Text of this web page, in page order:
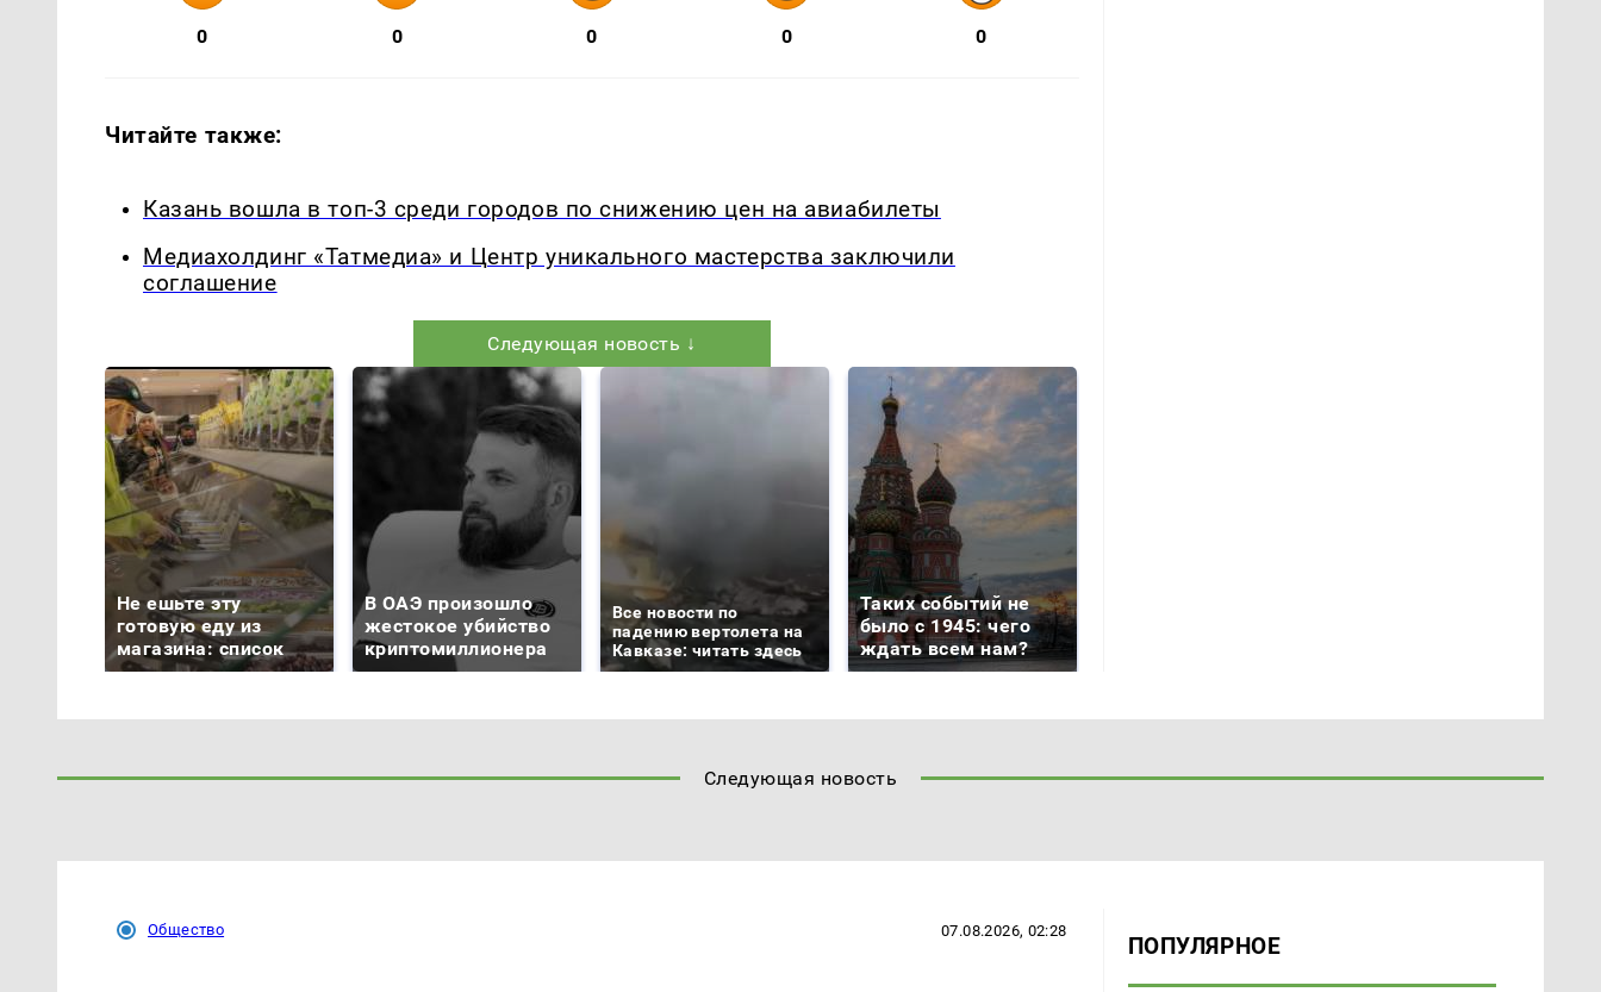
0 0 0 0 0
Читайте также:
Казань вошла в топ-3 среди городов по снижению цен на авиабилеты
Медиахолдинг «Татмедиа» и Центр уникального мастерства заключили
соглашение
Следующая новость ↓
Не ешьте эту
готовую еду из
магазина: список
В ОАЭ произошло
жестокое убийство
криптомиллионера
Все новости по
падению вертолета на
Кавказе: читать здесь
Таких событий не
было с 1945: чего
ждать всем нам?
Следующая новость
Общество 07.08.2026, 02:28
ПОПУЛЯРНОЕ